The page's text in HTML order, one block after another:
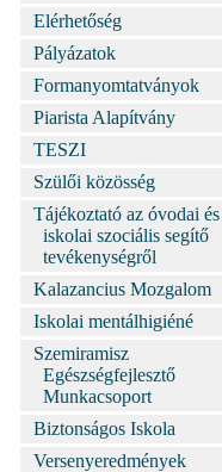
Elérhetőség
Pályázatok
Formanyomtatványok
Piarista Alapítvány
TESZI
Szülői közösség
Tájékoztató az óvodai és
iskolai szociális segítő
tevékenységről
Kalazancius Mozgalom
Iskolai mentálhigiéné
Szemiramisz
Egészségfejlesztő
Munkacsoport
Biztonságos Iskola
Versenyeredmények